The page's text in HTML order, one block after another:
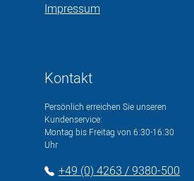
Impressum
Kontakt
Persönlich erreichen Sie unseren
Kundenservice:
Montag bis Freitag von 6:30-16:30
Uhr
+49 (0) 4263 / 9380-500